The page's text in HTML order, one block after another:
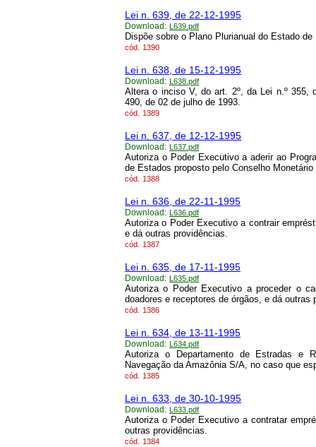
Lei n. 639, de 22-12-1995
Download: L639.pdf
Dispõe sobre o Plano Plurianual do Estado
cód. 1390
Lei n. 638, de 15-12-1995
Download: L638.pdf
Altera o inciso V, do art. 2º, da Lei n.º 355,
490, de 02 de julho de 1993.
cód. 1389
Lei n. 637, de 12-12-1995
Download: L637.pdf
Autoriza o Poder Executivo a aderir ao
de Estados proposto pelo Conselho
cód. 1388
Lei n. 636, de 22-11-1995
Download: L636.pdf
Autoriza o Poder Executivo a contrair
e dá outras providências.
cód. 1387
Lei n. 635, de 17-11-1995
Download: L635.pdf
Autoriza o Poder Executivo a proceder o
doadores e receptores de órgãos, e dá outras
cód. 1386
Lei n. 634, de 13-11-1995
Download: L634.pdf
Autoriza o Departamento de Estradas e
Navegação da Amazônia S/A, no caso que
cód. 1385
Lei n. 633, de 30-10-1995
Download: L633.pdf
Autoriza o Poder Executivo a contratar
outras providências.
cód. 1384